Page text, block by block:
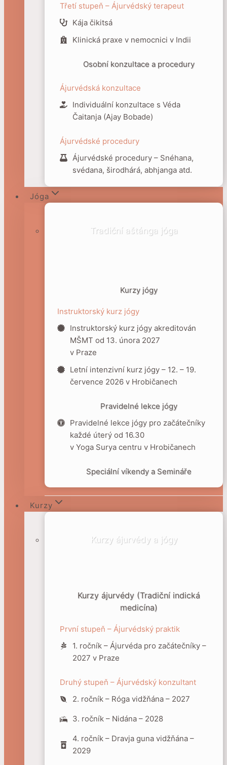
Třetí stupeň – Ájurvédský terapeut
Kája čikitsá
Klinická praxe v nemocnici v Indii
Osobní konzultace a procedury
Ájurvédská konzultace
Individuální konzultace s Véda
Čaitanja (Ajay Bobade)
Ájurvédské procedury
Ájurvédské procedury – Snéhana,
svédana, širodhárá, abhjanga atd.
Jóga
Tradiční aštánga jóga
Kurzy jógy
Instruktorský kurz jógy
Instruktorský kurz jógy akreditován
MŠMT od 13. února 2027
v Praze
Letní intenzivní kurz jógy – 12. – 19.
července 2026 v Hrobičanech
Pravidelné lekce jógy
Pravidelné lekce jógy pro začátečníky
každé úterý od 16.30
v Yoga Surya centru v Hrobičanech
Speciální víkendy a Semináře
Kurzy
Kurzy ájurvédy a jógy
Kurzy ájurvédy (Tradiční indická
medicína)
První stupeň – Ájurvédský praktik
1. ročník – Ájurvéda pro začátečníky –
2027 v Praze
Druhý stupeň – Ájurvédský konzultant
2. ročník – Róga vidžňána – 2027
3. ročník – Nidána – 2028
4. ročník – Dravja guna vidžňána –
2029